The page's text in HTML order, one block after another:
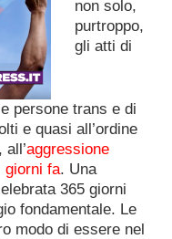
non solo,
purtroppo,
gli atti di
persone trans e di
e quasi all’ordine
aggressione
giorni fa. Una
365 giorni
fondamentale. Le
modo di essere nel